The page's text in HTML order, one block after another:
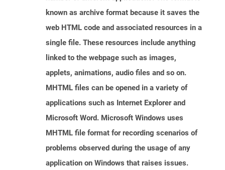
known as archive format because it saves the
web HTML code and associated resources in a
single file. These resources include anything
linked to the webpage such as images,
applets, animations, audio files and so on.
MHTML files can be opened in a variety of
applications such as Internet Explorer and
Microsoft Word. Microsoft Windows uses
MHTML file format for recording scenarios of
problems observed during the usage of any
application on Windows that raises issues.